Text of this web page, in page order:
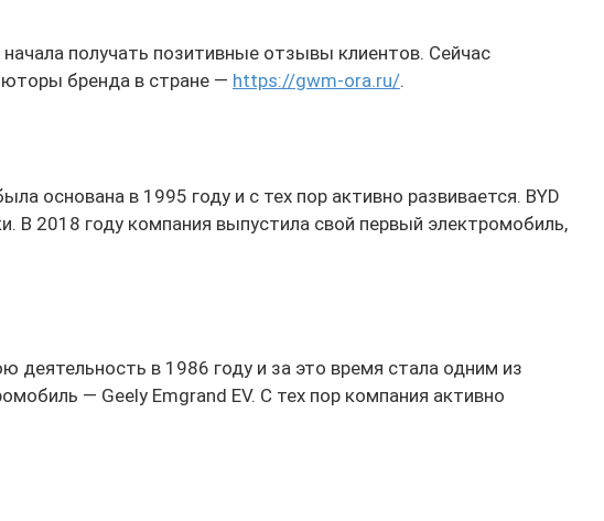
получать позитивные отзывы клиентов. Сейчас
бренда в стране — https://gwm-ora.ru/.
основана в 1995 году и с тех пор активно развивается. BYD
В 2018 году компания выпустила свой первый электромобиль,
деятельность в 1986 году и за это время стала одним из
— Geely Emgrand EV. С тех пор компания активно